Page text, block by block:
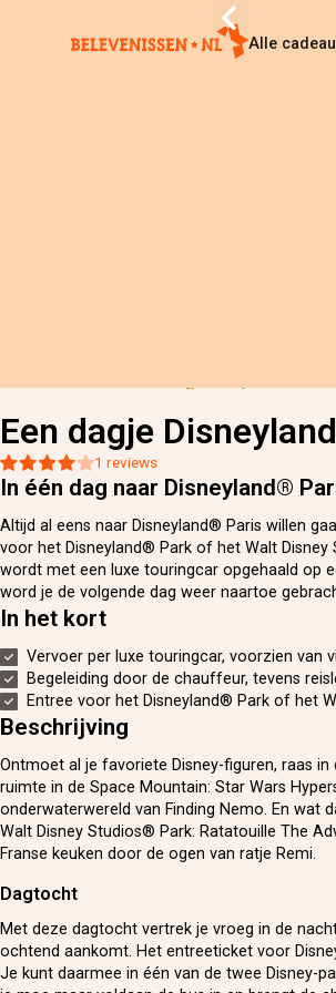
Alle
Een dagje
1 reviews
In één dag naar Disneyland®
Altijd al eens naar Disneyland® Paris willen
voor het Disneyland® Park of het Walt Disney
wordt met een luxe touringcar opgehaald op
word je de volgende dag weer naartoe
In het kort
Vervoer per luxe touringcar, voorzien van
Begeleiding door de chauffeur, tevens
Entree voor het Disneyland® Park of het
Beschrijving
Ontmoet al je favoriete Disney-figuren, raas
ruimte in de Space Mountain: Star Wars
onderwaterwereld van Finding Nemo. En wat
Walt Disney Studios® Park: Ratatouille The
Franse keuken door de ogen van ratje Remi.
Dagtocht
Met deze dagtocht vertrek je vroeg in de
ochtend aankomt. Het entreeticket voor
Je kunt daarmee in één van de twee Disney-